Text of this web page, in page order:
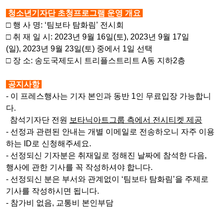
청소년기자단 초청프로그램 운영 개요
□ 행 사 명: ‘팀보타 탐화림’ 전시회
□ 취 재 일 시 : 2023년 9월 16일(토), 2023년 9월 17일
(일), 2023년 9월 23일(토) 중에서 1일 선택
□ 장 소: 송도국제도시 트리플스트리트 A동 지하2층
공지사항
- 이 프레스행사는 기자 본인과 동반 1인 무료입장 가능합니
다.
참석기자단 전원 보타닉아트그룹 측에서 전시티켓 제공
- 선정과 관련된 안내는 개별 이메일로 전송하오니 자주 이용
하는 ID로 신청해주세요.
- 선정되신 기자분은 취재일로 정해진 날짜에 참석한 다음,
행사에 관한 기사를 꼭 작성하셔야 합니다.
- 선정되신 분은 부서와 관계없이 ‘팀보타 탐화림’을 주제로
기사를 작성하시면 됩니다.
- 참가비 없음, 교통비 본인부담